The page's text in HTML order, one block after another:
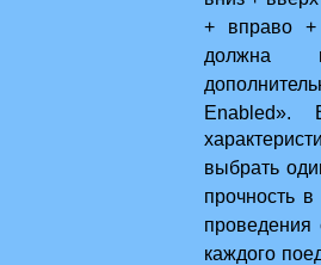
+ вправо +
должна
есть
выбрать
прочность
проведения
каждого